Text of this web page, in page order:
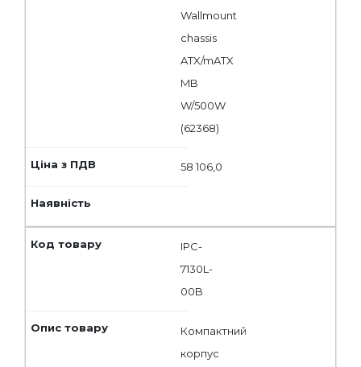
Wallmount
chassis
ATX/mATX
MB
W/500W
(62368)
58 106,0
IPC-
7130L-
00B
Компактний
корпус